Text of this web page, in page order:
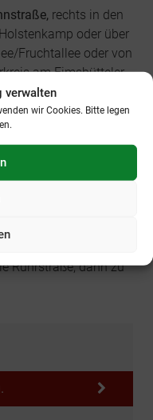
verwalten
wir Cookies. Bitte legen
rechts in den
oder über
Fruchtallee oder von
am Eimsbütteler
(
Holstenkamp (gut ein
Regerstraße, direkt
Ruhrstraße, dann zu